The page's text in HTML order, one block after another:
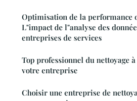
Optimisation de la performance
L"impact de l"analyse des
entreprises de services
Top professionnel du nettoyage
votre entreprise
Choisir une entreprise de